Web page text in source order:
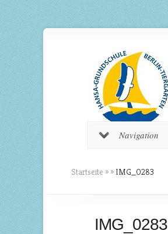
Navigation
Startseite » » IMG_0283
IMG_0283